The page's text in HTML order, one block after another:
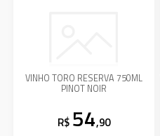
VINHO TORO RESERVA 750ML
PINOT NOIR
R$ 54,90